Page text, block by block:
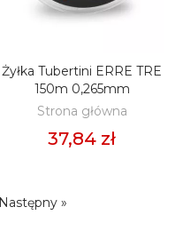
DODAJ DO KOSZYKA
Żyłka Tubertini ERRE TRE
150m 0,265mm
Strona główna
37,84 zł
Następny »